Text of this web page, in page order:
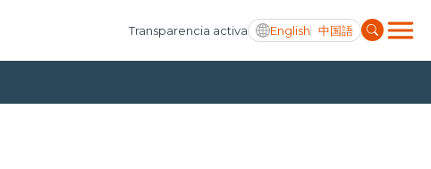
Transparencia activa English 中国語